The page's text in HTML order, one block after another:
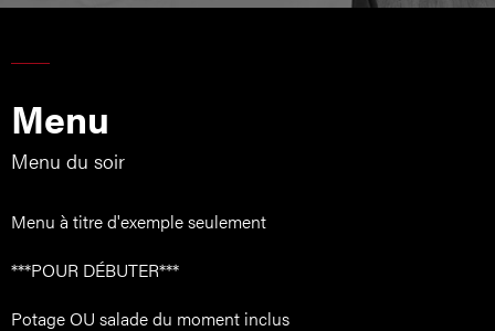
Menu
Menu du soir
Menu à titre d'exemple seulement
***POUR DÉBUTER***
Potage OU salade du moment inclus